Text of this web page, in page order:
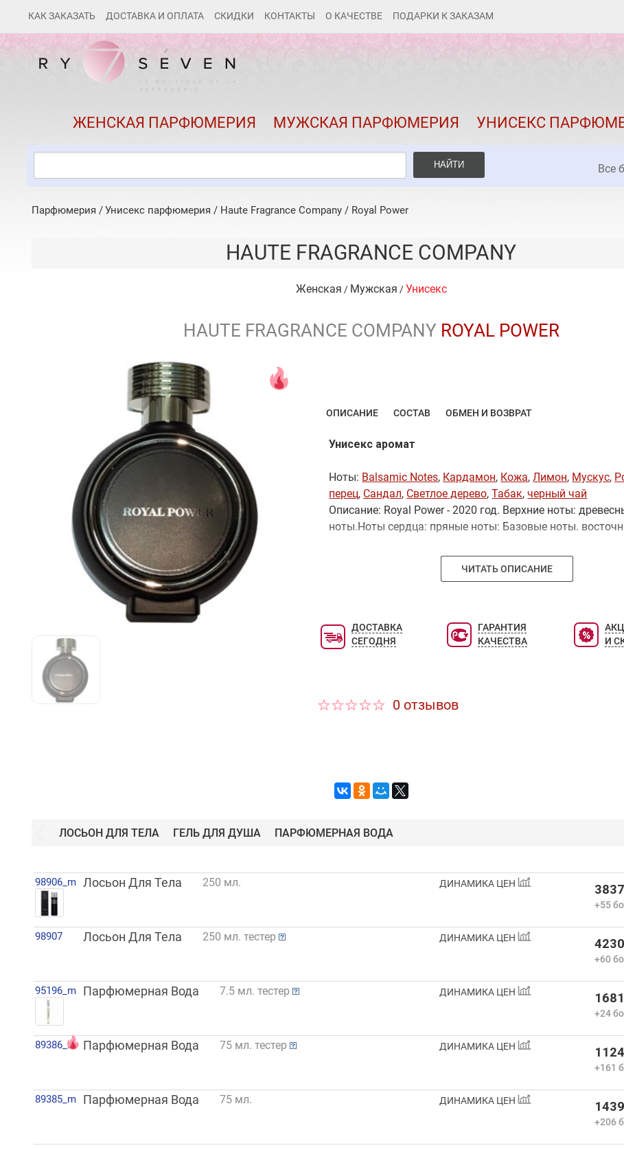
КАК ЗАКАЗАТЬ ДОСТАВКА И ОПЛАТА СКИДКИ КОНТАКТЫ О КАЧЕСТВЕ ПОДАРКИ К ЗАКАЗАМ
КОНТАКТЫ
О КАЧЕСТВЕ
ПОДАРКИ К ЗАКАЗАМ
ЖЕНСКАЯ ПАРФЮМЕРИЯ МУЖСКАЯ ПАРФЮМЕРИЯ УНИСЕКС
НАЙТИ Все
Парфюмерия Унисекс парфюмерия / Haute Fragrance Company / Royal Power
HAUTE FRAGRANCE COMPANY
Женская / Мужская /Унисекс
HAUTE FRAGRANCE COMPANY ROYAL POWER
ОПИСАНИЕ СОСТАВ ОБМЕН И ВОЗВРАТ
Унисекс аромат
Ноты: Balsamic Notes, Кардамон, Кожа,Лимон, Мускус,
перец, Сандал, Светлое дерево,Табак,черный чай
Описание: Royal Power - 2020 год. Верхние ноты:
ноты.Ноты сердца: пряные ноты: Базовые ноты.
ЧИТАТЬ ОПИСАНИЕ
ДОСТАВКА
СЕГОДНЯ
ГАРАНТИЯ
КАЧЕСТВА
И
0 отзывов
ЛОСЬОН ДЛЯ ТЕЛА ГЕЛЬ ДЛЯ ДУША ПАРФЮМЕРНАЯ ВОДА
98906_m Лосьон Для Тела 250 мл. ДИНАМИКА ЦЕН
+55
98907 Лосьон Для Тела 250 мл. тестер ДИНАМИКА ЦЕН
+60
95196_m Парфюмерная Вода 7.5 мл. тестер ДИНАМИКА ЦЕН
+24
89386_m Парфюмерная Вода 75 мл. тестер ДИНАМИКА ЦЕН
+161
89385_m Парфюмерная Вода 75 мл. ДИНАМИКА ЦЕН
+206